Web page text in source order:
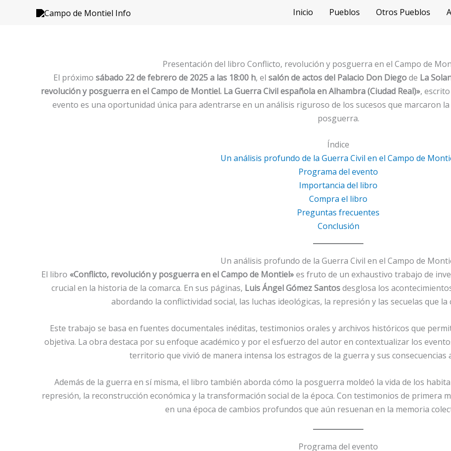
Inicio Pueblos Otros Pueblos
Presentación del libro Conflicto, revolución y posguerra en el Campo de
El próximo sábado 22 de febrero de 2025 a las 18:00 h, el salón de actos del Palacio Don Diegode La
revolución y posguerra en el Campo de Montiel. La Guerra Civil española en Alhambra (Ciudad Real)»,
evento es una oportunidad única para adentrarse en un análisis riguroso de los sucesos que marcaron
posguerra.
Índice
Un análisis profundo de la Guerra Civil en el Campo de
Programa del evento
Importancia del libro
Compra el libro
Preguntas frecuentes
Conclusión
Un análisis profundo de la Guerra Civil en el Campo de
El libro «Conflicto, revolución y posguerra en el Campo de Montiel»es fruto de un exhaustivo trabajo de
crucial en la historia de la comarca. En sus páginas, Luis Ángel Gómez Santosdesglosa los
abordando la conflictividad social, las luchas ideológicas, la represión y las secuelas que
Este trabajo se basa en fuentes documentales inéditas, testimonios orales y archivos históricos que
objetiva. La obra destaca por su enfoque académico y por el esfuerzo del autor en contextualizar los
territorio que vivió de manera intensa los estragos de la guerra y sus consecuencias
Además de la guerra en sí misma, el libro también aborda cómo la posguerra moldeó la vida de los
represión, la reconstrucción económica y la transformación social de la época. Con testimonios de primera
en una época de cambios profundos que aún resuenan en la memoria
Programa del evento